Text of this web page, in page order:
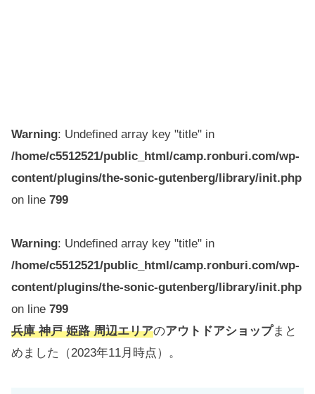
Warning: Undefined array key "title" in
/home/c5512521/public_html/camp.ronburi.com/wp-
content/plugins/the-sonic-gutenberg/library/init.php
on line 799
Warning: Undefined array key "title" in
/home/c5512521/public_html/camp.ronburi.com/wp-
content/plugins/the-sonic-gutenberg/library/init.php
on line 799
兵庫 神戸 姫路 周辺エリアのアウトドアショップまと
めました（2023年11月時点）。